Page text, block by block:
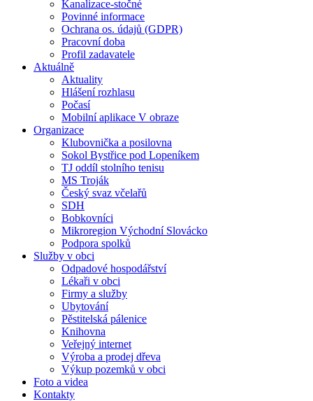
Kanalizace-stočné
Povinné informace
Ochrana os. údajů (GDPR)
Pracovní doba
Profil zadavatele
Aktuálně
Aktuality
Hlášení rozhlasu
Počasí
Mobilní aplikace V obraze
Organizace
Klubovnička a posilovna
Sokol Bystřice pod Lopeníkem
TJ oddíl stolního tenisu
MS Troják
Český svaz včelařů
SDH
Bobkovníci
Mikroregion Východní Slovácko
Podpora spolků
Služby v obci
Odpadové hospodářství
Lékaři v obci
Firmy a služby
Ubytování
Pěstitelská pálenice
Knihovna
Veřejný internet
Výroba a prodej dřeva
Výkup pozemků v obci
Foto a videa
Kontakty